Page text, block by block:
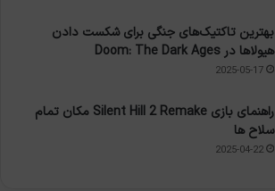
بهترین تاکتیک‌های جنگی برای شکست دادن
هیولاها در Doom: The Dark Ages
2025-05-17
راهنمای بازی Silent Hill 2 Remake مکان تمام
سلاح ها
2025-04-22